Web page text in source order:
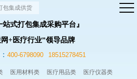
包集成供货
400-6798090 18515278451
站式打包集成采购平台』
+医疗行业”领导品牌
医用材料类 医疗用品类 医疗仪器类